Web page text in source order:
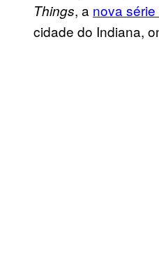
Things, a nova
cidade do Indiana,